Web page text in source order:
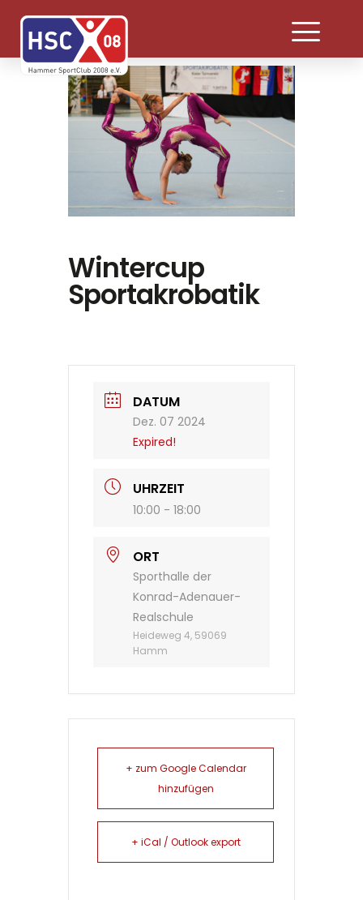
Wintercup
Sportakrobatik
DATUM
Dez. 07 2024
Expired!
UHRZEIT
10:00 - 18:00
ORT
Sporthalle der
Konrad-Adenauer-
Realschule
Heideweg 4, 59069
Hamm
+ zum Google Calendar
hinzufügen
+ iCal / Outlook export